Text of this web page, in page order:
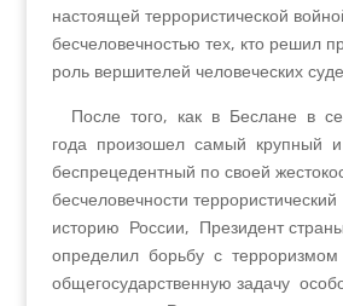
настоящей террористической
бесчеловечностью тех, кто решил
роль вершителей человеческих
После того, как в Беслане в
года произошел самый крупный и
беспрецедентный по своей
бесчеловечности
историю России, Президент
определил борьбу с терроризмом
общегосударственную задачу